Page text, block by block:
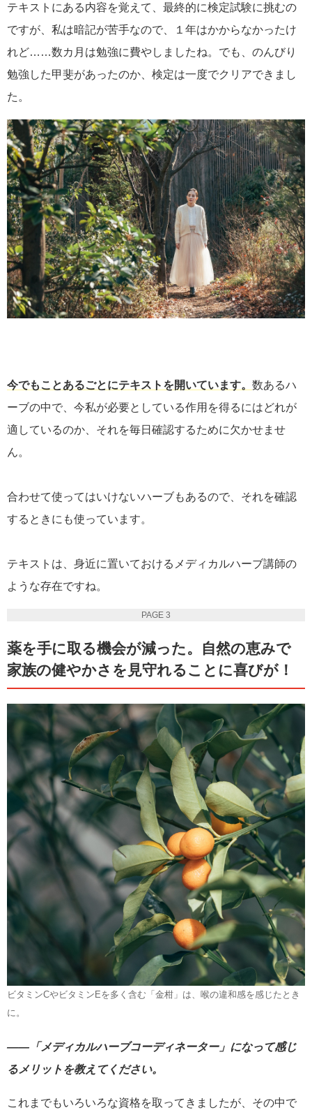
テキストにある内容を覚えて、最終的に検定試験に挑むの
ですが、私は暗記が苦手なので、１年はかからなかったけ
れど……数カ月は勉強に費やしましたね。でも、のんびり
勉強した甲斐があったのか、検定は一度でクリアできまし
た。
今でもことあるごとにテキストを開いています。 数あるハ
ーブの中で、今私が必要としている作用を得るにはどれが
適しているのか、それを毎日確認するために欠かせませ
ん。
合わせて使ってはいけないハーブもあるので、それを確認
するときにも使っています。
テキストは、身近に置いておけるメディカルハーブ講師の
ような存在ですね。
PAGE 3
薬を手に取る機会が減った。自然の恵みで
家族の健やかさを見守れることに喜びが！
ビタミンCやビタミンEを多く含む「金柑」は、喉の違和感を感じたとき
に。
――「メディカルハーブコーディネーター」になって感じ
るメリットを教えてください。
これまでもいろいろな資格を取ってきましたが、その中で